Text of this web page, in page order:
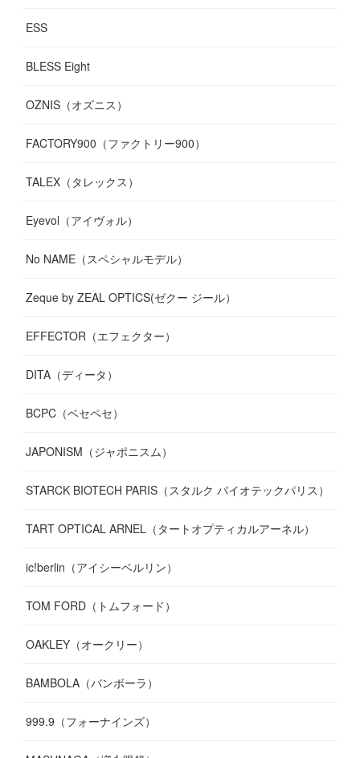
ESS
BLESS Eight
OZNIS（オズニス）
FACTORY900（ファクトリー900）
TALEX（タレックス）
Eyevol（アイヴォル）
No NAME（スペシャルモデル）
Zeque by ZEAL OPTICS(ゼクー ジール）
EFFECTOR（エフェクター）
DITA（ディータ）
BCPC（ベセペセ）
JAPONISM（ジャポニスム）
STARCK BIOTECH PARIS（スタルク バイオテックパリス）
TART OPTICAL ARNEL（タートオプティカルアーネル）
ic!berlin（アイシーベルリン）
TOM FORD（トムフォード）
OAKLEY（オークリー）
BAMBOLA（バンボーラ）
999.9（フォーナインズ）